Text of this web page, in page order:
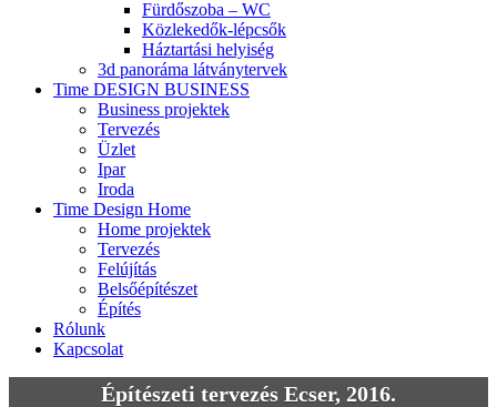
Fürdőszoba – WC
Közlekedők-lépcsők
Háztartási helyiség
3d panoráma látványtervek
Time DESIGN BUSINESS
Business projektek
Tervezés
Üzlet
Ipar
Iroda
Time Design Home
Home projektek
Tervezés
Felújítás
Belsőépítészet
Építés
Rólunk
Kapcsolat
Építészeti tervezés Ecser, 2016.